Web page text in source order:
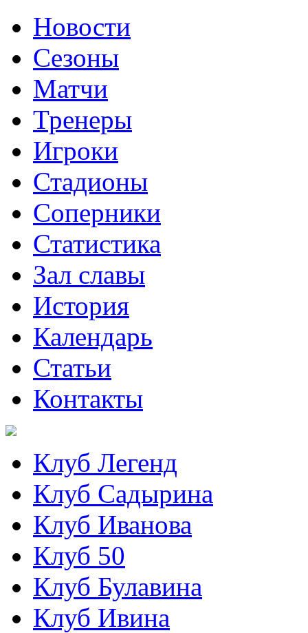
Новости
Сезоны
Матчи
Тренеры
Игроки
Стадионы
Соперники
Статистика
Зал славы
История
Календарь
Статьи
Контакты
Клуб Легенд
Клуб Садырина
Клуб Иванова
Клуб 50
Клуб Булавина
Клуб Ивина